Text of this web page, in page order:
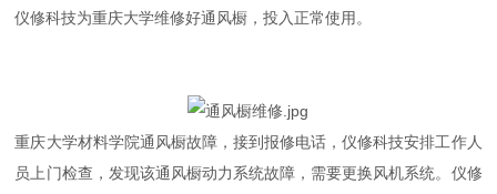
仪修科技为重庆大学维修好通风橱，投入正常使用。
重庆大学材料学院通风橱故障，接到报修电话，仪修科技安排工作人
员上门检查，发现该通风橱动力系统故障，需要更换风机系统。仪修